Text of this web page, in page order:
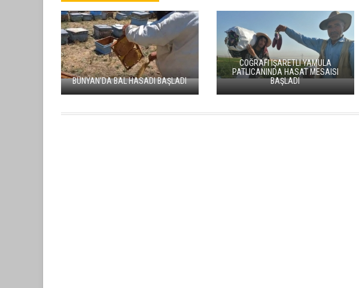
BÜNYAN'DA BAL HASADI BAŞLADI
COĞRAFI IŞARETLI YAMULA
PATLICANINDA HASAT MESAISI
BAŞLADI
KAYSERI